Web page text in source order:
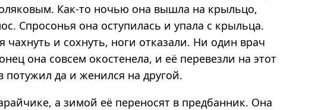
Как-то ночью она вышла на крыльцо,
Спросонья она оступилась и упала с крыльца.
чахнуть и сохнуть, ноги отказали. Ни один врач
она совсем окостенела, и её перевезли на этот
потужил да и женился на другой.
а зимой её переносят в предбанник. Она